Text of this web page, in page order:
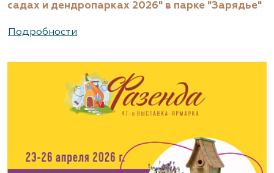
садах и дендропарках 2026" в парке "Зарядье"
Подробности